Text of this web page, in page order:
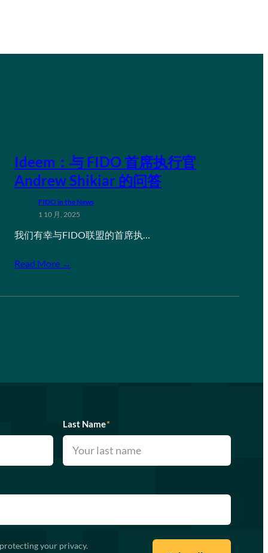
Ideem：与 FIDO 首席执行官
Andrew Shikiar 的问答
FIDO in the News
1 10 月, 2025
我们有幸与FIDO联盟的首席执…
Read More →
Last Name*
your privacy.